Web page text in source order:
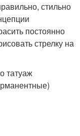
стильно
постоянно
стрелку на
татуаж